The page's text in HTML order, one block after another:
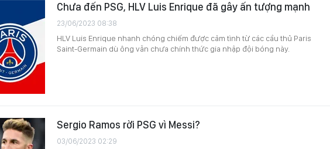
Chưa đến PSG, HLV Luis Enrique đã gây ấn tượng mạnh
23/06/2023 08:38
HLV Luis Enrique nhanh chóng chiếm được cảm tình từ các cầu thủ Paris
Saint-Germain dù ông vẫn chưa chính thức gia nhập đội bóng này.
Sergio Ramos rời PSG vì Messi?
03/06/2023 02:29